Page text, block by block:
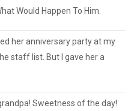
Would Happen To Him.
her anniversary party at my
staff list. But I gave her a
Sweetness of the day!